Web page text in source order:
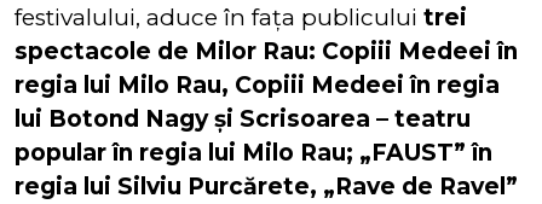
festivalului, aduce în fața publicului trei
spectacole de Milor Rau: Copiii Medeei în
regia lui Milo Rau, Copiii Medeei în regia
lui Botond Nagy și Scrisoarea – teatru
popular în regia lui Milo Rau; „FAUST” în
regia lui Silviu Purcărete, „Rave de Ravel”